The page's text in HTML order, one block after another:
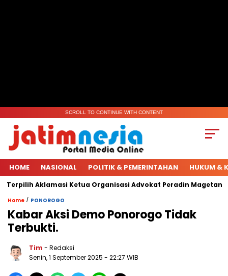
SCROLL TO CONTINUE WITH CONTENT
HOME NASIONAL POLITIK & PEMERINTAHAN HUKUM &
Aklamasi Ketua Organisasi Advokat Peradin Magetan.
Home / PONOROGO
Kabar Aksi Demo Ponorogo Tidak
Terbukti.
Tim - Redaksi
Senin, 1 September 2025 - 22:27 WIB